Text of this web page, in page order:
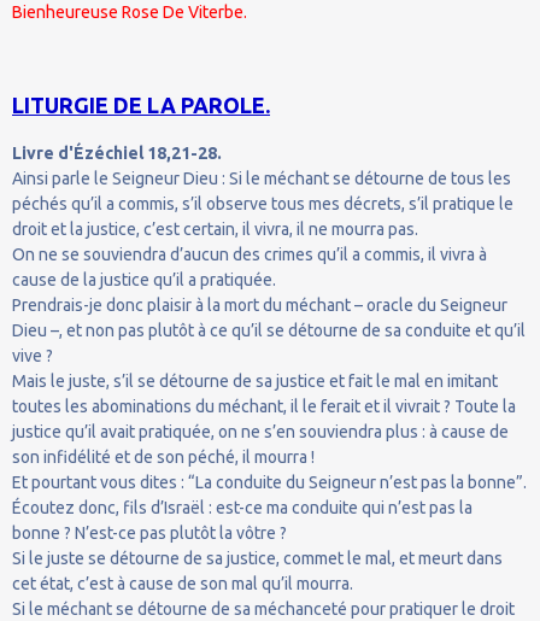
Bienheureuse Rose De Viterbe.
LITURGIE DE LA PAROLE.
Livre d'Ézéchiel 18,21-28.
Ainsi parle le Seigneur Dieu : Si le méchant se détourne de tous les
péchés qu’il a commis, s’il observe tous mes décrets, s’il pratique le
droit et la justice, c’est certain, il vivra, il ne mourra pas.
On ne se souviendra d’aucun des crimes qu’il a commis, il vivra à
cause de la justice qu’il a pratiquée.
Prendrais-je donc plaisir à la mort du méchant – oracle du Seigneur
Dieu –, et non pas plutôt à ce qu’il se détourne de sa conduite et qu’il
vive ?
Mais le juste, s’il se détourne de sa justice et fait le mal en imitant
toutes les abominations du méchant, il le ferait et il vivrait ? Toute la
justice qu’il avait pratiquée, on ne s’en souviendra plus : à cause de
son infidélité et de son péché, il mourra !
Et pourtant vous dites : “La conduite du Seigneur n’est pas la bonne”.
Écoutez donc, fils d’Israël : est-ce ma conduite qui n’est pas la
bonne ? N’est-ce pas plutôt la vôtre ?
Si le juste se détourne de sa justice, commet le mal, et meurt dans
cet état, c’est à cause de son mal qu’il mourra.
Si le méchant se détourne de sa méchanceté pour pratiquer le droit